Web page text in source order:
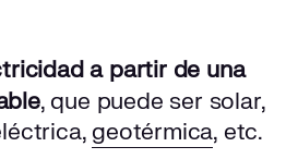
a partir de una
, que puede ser solar,
geotérmica, etc.